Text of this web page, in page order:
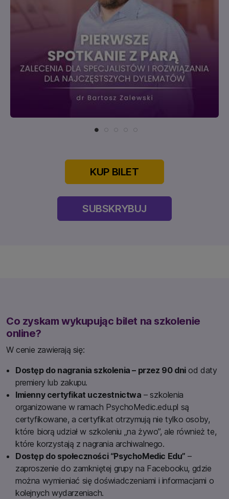
KUP BILET
SUBSKRYBUJ
Co zyskam wykupując bilet na szkolenie
online?
W cenie zawierają się:
Dostęp do nagrania szkolenia – przez 90 dniod daty
premiery lub zakupu.
Imienny certyfikat uczestnictwa – szkolenia
organizowane w ramach PsychoMedic.edu.pl są
certyfikowane, a certyfikat otrzymują nie tylko osoby,
które biorą udział w szkoleniu „na żywo”, ale również te,
które korzystają z nagrania archiwalnego.
Dostęp do społeczności “PsychoMedic Edu” –
zaproszenie do zamkniętej grupy na Facebooku, gdzie
można wymieniać się doświadczeniami i informacjami o
kolejnych wydarzeniach.